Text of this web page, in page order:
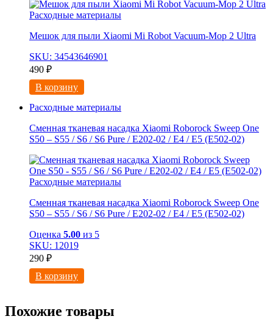
Расходные материалы
Мешок для пыли Xiaomi Mi Robot Vacuum-Mop 2 Ultra
SKU: 34543646901
490 ₽
В корзину
Расходные материалы
Сменная тканевая насадка Xiaomi Roborock Sweep One
S50 – S55 / S6 / S6 Pure / E202-02 / E4 / E5 (E502-02)
Расходные материалы
Сменная тканевая насадка Xiaomi Roborock Sweep One
S50 – S55 / S6 / S6 Pure / E202-02 / E4 / E5 (E502-02)
Оценка 5.00 из 5
SKU: 12019
290 ₽
В корзину
Похожие товары